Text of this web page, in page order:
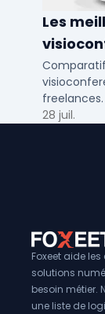
Les
28 juil.
Foxeet aide
solutions
besoin métier.
une liste de